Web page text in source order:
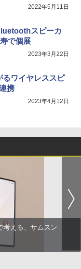
2022年5月11日
スピーカ
で個展
2023年3月22日
るワイヤレススピ
携
2023年4月12日
考える、サムスン